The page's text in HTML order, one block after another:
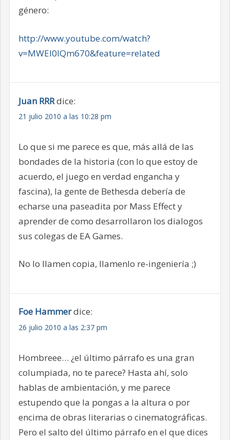
género:
http://www.youtube.com/watch?
v=MWEl0IQm670&feature=related
Juan RRRdice:
21 julio 2010 a las 10:28 pm
Lo que si me parece es que, más allá de las
bondades de la historia (con lo que estoy de
acuerdo, el juego en verdad engancha y
fascina), la gente de Bethesda debería de
echarse una paseadita por Mass Effect y
aprender de como desarrollaron los dialogos
sus colegas de EA Games.
No lo llamen copia, llamenlo re-ingeniería ;)
Foe Hammerdice:
26 julio 2010 a las 2:37 pm
Hombreee… ¿el último párrafo es una gran
columpiada, no te parece? Hasta ahí, solo
hablas de ambientación, y me parece
estupendo que la pongas a la altura o por
encima de obras literarias o cinematográficas.
Pero el salto del último párrafo en el que dices